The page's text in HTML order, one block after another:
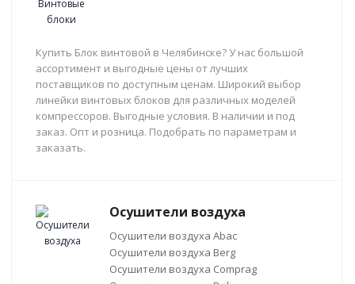
Купить Блок винтовой в Челябинске? У нас большой
ассортимент и выгодные цены от лучших
поставщиков по доступным ценам. Широкий выбор
линейки винтовых блоков для различных моделей
компрессоров. Выгодные условия. В наличии и под
заказ. Опт и розница. Подобрать по параметрам и
заказать.
Осушители воздуха
Осушители воздуха Abac
Осушители воздуха Berg
Осушители воздуха Comprag